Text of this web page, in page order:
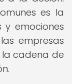
es la
y emociones
empresas
cadena de